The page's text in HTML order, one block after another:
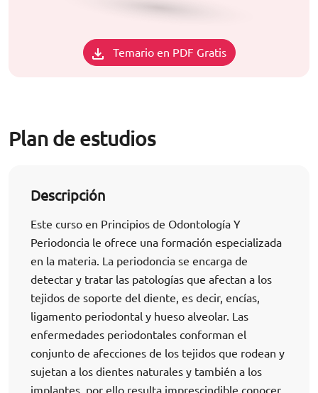
Temario en PDF Gratis
Plan de estudios
Descripción
Este curso en Principios de Odontología Y
Periodoncia le ofrece una formación especializada
en la materia. La periodoncia se encarga de
detectar y tratar las patologías que afectan a los
tejidos de soporte del diente, es decir, encías,
ligamento periodontal y hueso alveolar. Las
enfermedades periodontales conforman el
conjunto de afecciones de los tejidos que rodean y
sujetan a los dientes naturales y también a los
implantes, por ello resulta imprescindible conocer